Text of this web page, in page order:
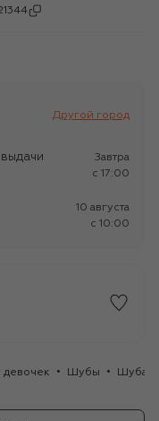
Другой город
Завтра
c 17:00
10 августа
c 10:00
девочек Шубы Шуба